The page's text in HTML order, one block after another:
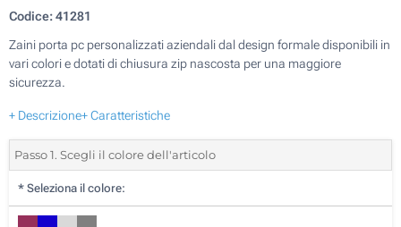
Codice:41281
Zaini porta pc personalizzati aziendali dal design formale disponibili in
vari colori e dotati di chiusura zip nascosta per una maggiore
sicurezza.
+ Descrizione+ Caratteristiche
Passo 1. Scegli il colore dell'articolo
* Seleziona il colore: